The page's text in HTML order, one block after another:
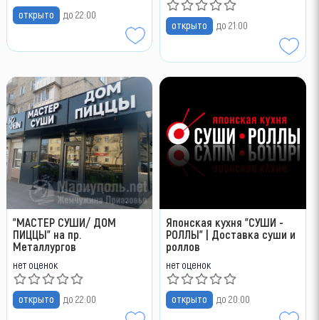
открыто до 22:00
открыто до 21:00
"МАСТЕР СУШИ/ ДОМ
ПИЦЦЫ" на пр.
Металлургов
нет оценок
открыто до 22:00
Японская кухня "СУШИ -
РОЛЛЫ" | Доставка суши и
роллов
нет оценок
открыто до 20:00